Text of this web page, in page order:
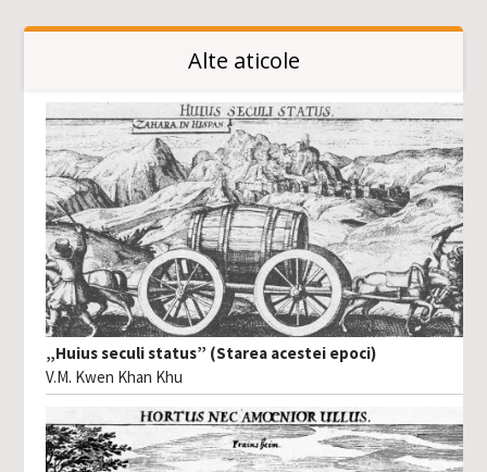
Alte aticole
„Huius seculi status” (Starea acestei epoci)
V.M. Kwen Khan Khu